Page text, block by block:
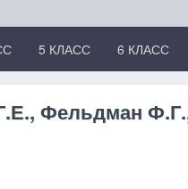
5 КЛАСС 6 КЛАСС
Фельдман